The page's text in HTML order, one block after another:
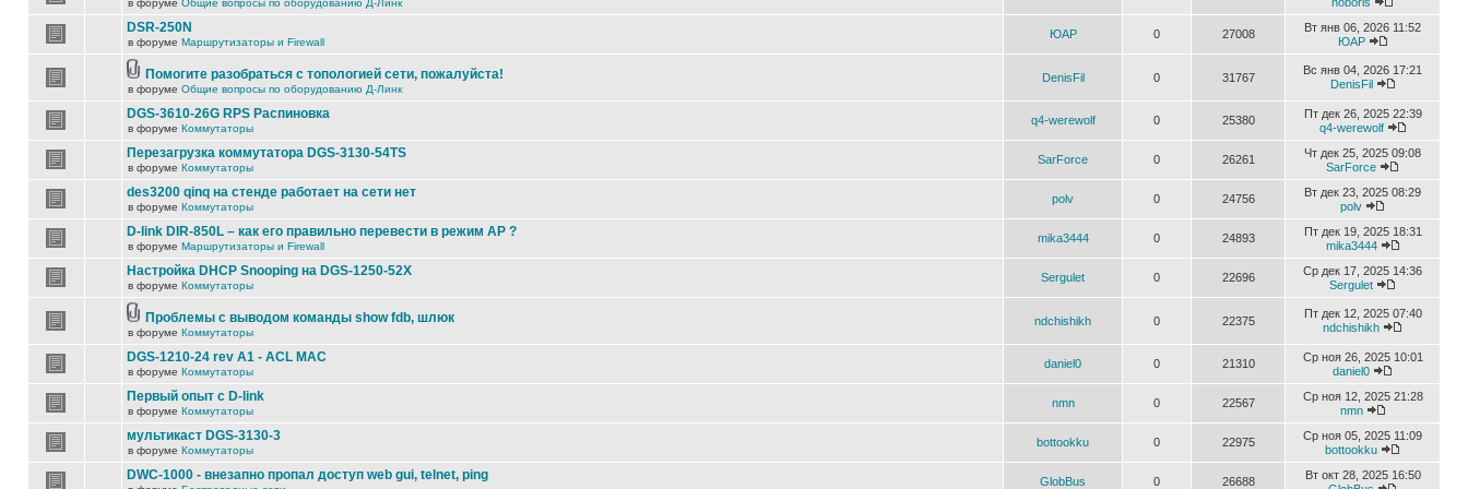
в форуме Общие вопросы по оборудованию Д-Линк
DSR-250N
в форуме Маршрутизаторы и Firewall
ЮАР 0 27008
Вт янв 06, 2026 11:52
ЮАР
Помогите разобраться с топологией сети, пожалуйста!
в форуме Общие вопросы по оборудованию Д-Линк
DenisFil 0 31767
Вс янв 04, 2026 17:21
DenisFil
DGS-3610-26G RPS Распиновка
в форуме Коммутаторы
q4-werewolf 0 25380
Пт дек 26, 2025 22:39
q4-werewolf
Перезагрузка коммутатора DGS-3130-54TS
в форуме Коммутаторы
SarForce 0 26261
Чт дек 25, 2025 09:08
SarForce
des3200 qinq на стенде работает на сети нет
в форуме Коммутаторы
polv 0 24756
Вт дек 23, 2025 08:29
polv
D-link DIR-850L – как его правильно перевести в режим AP ?
в форуме Маршрутизаторы и Firewall
mika3444 0 24893
Пт дек 19, 2025 18:31
mika3444
Настройка DHCP Snooping на DGS-1250-52X
в форуме Коммутаторы
Sergulet 0 22696
Ср дек 17, 2025 14:36
Sergulet
Проблемы с выводом команды show fdb, шлюк
в форуме Коммутаторы
ndchishikh 0 22375
Пт дек 12, 2025 07:40
ndchishikh
DGS-1210-24 rev A1 - ACL MAC
в форуме Коммутаторы
daniel0 0 21310
Ср ноя 26, 2025 10:01
daniel0
Первый опыт с D-link
в форуме Коммутаторы
nmn 0 22567
Ср ноя 12, 2025 21:28
nmn
мультикаст DGS-3130-3
в форуме Коммутаторы
bottookku 0 22975
Ср ноя 05, 2025 11:09
bottookku
DWC-1000 - внезапно пропал доступ web gui, telnet, ping GlobBus 0 26688
Вт окт 28, 2025 16:50